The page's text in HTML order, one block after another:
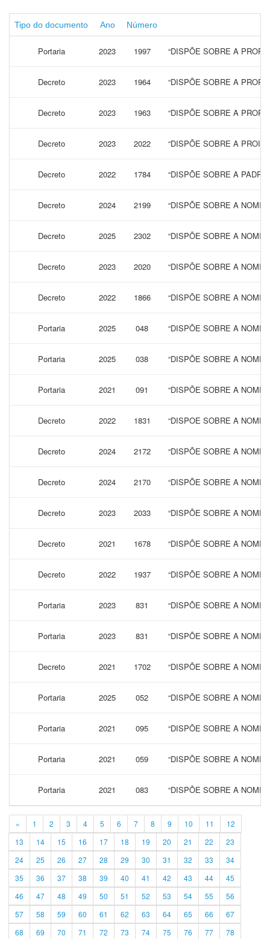
Tipo do documento Ano Número
Portaria 2023 1997 “DISPÕE SOBRE A
Decreto 2023 1964 “DISPÕE SOBRE A
Decreto 2023 1963 “DISPÕE SOBRE A
Decreto 2023 2022 “DISPÕE SOBRE A
Decreto 2022 1784 “DISPÕE SOBRE A
Decreto 2024 2199 “DISPÕE SOBRE A
Decreto 2025 2302 “DISPÕE SOBRE A
Decreto 2023 2020 “DISPÕE SOBRE A
Decreto 2022 1866 “DISPÕE SOBRE A
Portaria 2025 048 “DISPÕE SOBRE A
Portaria 2025 038 “DISPÕE SOBRE A
Portaria 2021 091 “DISPÕE SOBRE A
Decreto 2022 1831 “DISPOE SOBRE A
Decreto 2024 2172 “DISPÕE SOBRE A
Decreto 2024 2170 “DISPÕE SOBRE A
Decreto 2023 2033 “DISPÕE SOBRE A
Decreto 2021 1678 “DISPÕE SOBRE A
Decreto 2022 1937 “DISPÕE SOBRE A
Portaria 2023 831 “DISPÕE SOBRE A
Portaria 2023 831 “DISPÕE SOBRE A
Decreto 2021 1702 “DISPÕE SOBRE A
Portaria 2025 052 “DISPÕE SOBRE A
Portaria 2021 095 “DISPÕE SOBRE A
Portaria 2021 059 “DISPÕE SOBRE A
Portaria 2021 083 “DISPÕE SOBRE A
« 1 2 3 4 5 6 7 8 9 10 11
12
13
14 15 16 17 18 19 20 21 22
23
24
25 26 27 28 29 30 31 32 33
34
35
36 37 38 39 40 41 42 43 44
45
46
47 48 49 50 51 52 53 54 55
56
57
58 59 60 61 62 63 64 65 66
67
68
69 70 71 72 73 74 75 76 77 78